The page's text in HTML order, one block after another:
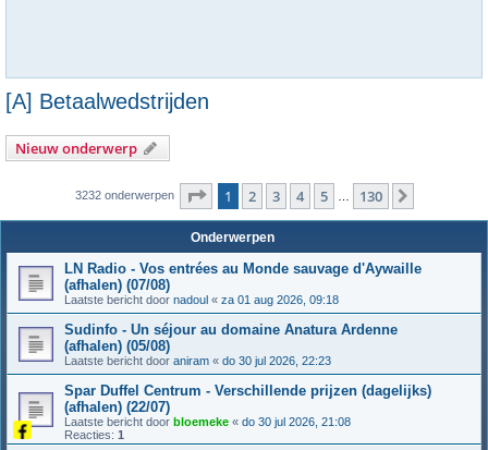
[A] Betaalwedstrijden
Nieuw onderwerp
3232 onderwerpen Pagina van 130
1 2 3 4 5 130
Onderwerpen
LN Radio - Vos entrées au Monde sauvage d'Aywaille
(afhalen) (07/08)
Laatste bericht door nadoul « za 01 aug 2026, 09:18
Sudinfo - Un séjour au domaine Anatura Ardenne
(afhalen) (05/08)
Laatste bericht door aniram « do 30 jul 2026, 22:23
Spar Duffel Centrum - Verschillende prijzen (dagelijks)
(afhalen) (22/07)
Laatste bericht door bloemeke « do 30 jul 2026, 21:08
Reacties: 1